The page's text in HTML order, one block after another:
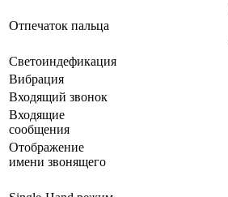
Отпечаток пальца
Светоиндефикация
Вибрация
Входящий звонок
Входящие
сообщения
Отображение
имени звонящего